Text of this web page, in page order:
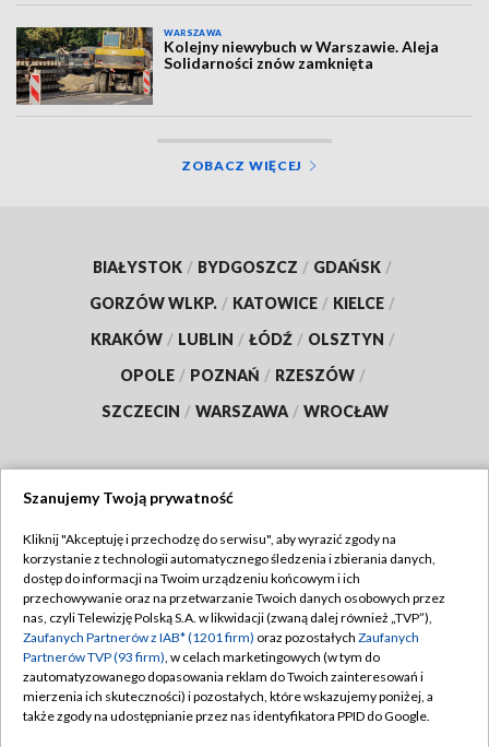
WARSZAWA
Kolejny niewybuch w Warszawie. Aleja
Solidarności znów zamknięta
ZOBACZ WIĘCEJ
BIAŁYSTOK / BYDGOSZCZ / GDAŃSK /
GORZÓW WLKP. / KATOWICE / KIELCE /
KRAKÓW / LUBLIN / ŁÓDŹ / OLSZTYN /
OPOLE / POZNAŃ / RZESZÓW /
SZCZECIN / WARSZAWA / WROCŁAW
TVP
Abonament TVP
Emisja w TVP
Centrum informacji TVP
Naziemna Telewizja Cyfrowa
Regulamin TVP
Polityka prywatności
Moje zgody
Pomoc
Szanujemy Twoją prywatność
Kliknij "Akceptuję i przechodzę do serwisu", aby wyrazić zgody na
korzystanie z technologii automatycznego śledzenia i zbierania danych,
dostęp do informacji na Twoim urządzeniu końcowym i ich
przechowywanie oraz na przetwarzanie Twoich danych osobowych przez
nas, czyli Telewizję Polską S.A. w likwidacji (zwaną dalej również „TVP”),
Zaufanych Partnerów z IAB* (1201 firm) oraz pozostałych Zaufanych
Partnerów TVP (93 firm), w celach marketingowych (w tym do
zautomatyzowanego dopasowania reklam do Twoich zainteresowań i
mierzenia ich skuteczności) i pozostałych, które wskazujemy poniżej, a
także zgody na udostępnianie przez nas identyfikatora PPID do Google.